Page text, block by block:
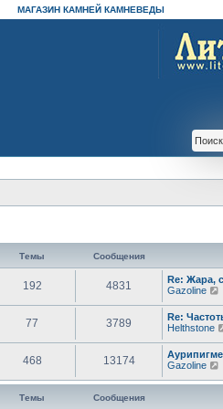
МАГАЗИН КАМНЕЙ КАМНЕВЕДЫ
Темы Сообщения
192 4831
Re: Жара,
Gazoline
77 3789
Re:
Helthstone
468 13174
Gazoline
Темы Сообщения